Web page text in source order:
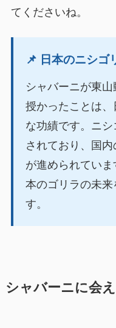
てくださいね。
📌 日本のニシゴ
シャバーニが東
授かったことは、
な功績です。ニ
されており、国
が進められてい
本のゴリラの未
す。
シャバーニに会